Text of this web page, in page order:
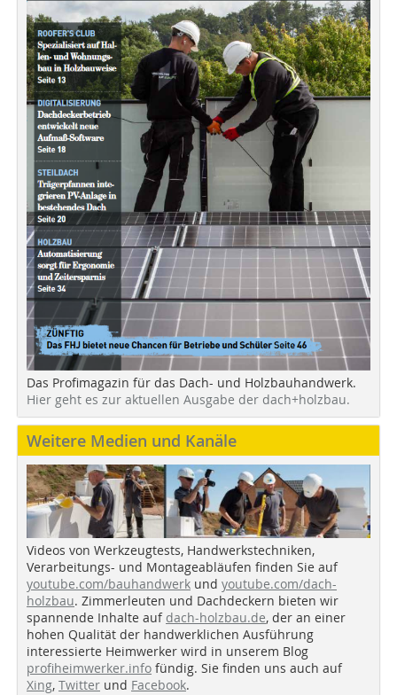
Das Profimagazin für das Dach- und Holzbauhandwerk.
Hier geht es zur aktuellen Ausgabe der dach+holzbau.
Weitere Medien und Kanäle
Videos von Werkzeugtests, Handwerkstechniken,
Verarbeitungs- und Montageabläufen finden Sie auf
youtube.com/bauhandwerk und youtube.com/dach-
holzbau. Zimmerleuten und Dachdeckern bieten wir
spannende Inhalte auf dach-holzbau.de, der an einer
hohen Qualität der handwerklichen Ausführung
interessierte Heimwerker wird in unserem Blog
profiheimwerker.info fündig. Sie finden uns auch auf
Xing, Twitter und Facebook.